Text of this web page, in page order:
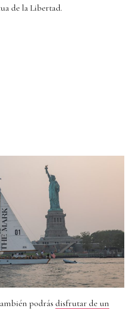
de la Libertad.
podrás disfrutar de un